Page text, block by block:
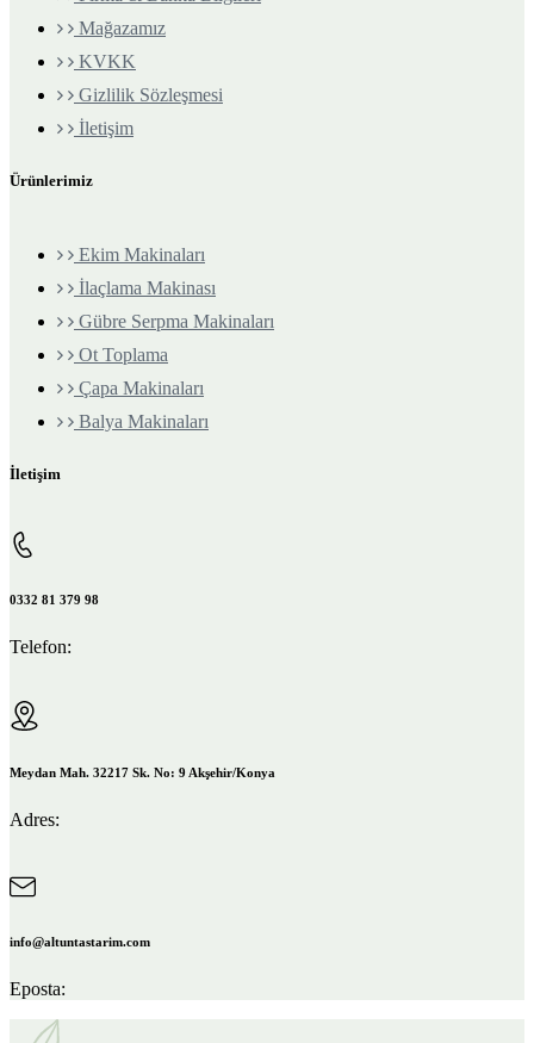
Mağazamız
KVKK
Gizlilik Sözleşmesi
İletişim
Ürünlerimiz
Ekim Makinaları
İlaçlama Makinası
Gübre Serpma Makinaları
Ot Toplama
Çapa Makinaları
Balya Makinaları
İletişim
0332 81 379 98
Telefon:
Meydan Mah. 32217 Sk. No: 9 Akşehir/Konya
Adres:
info@altuntastarim.com
Eposta: